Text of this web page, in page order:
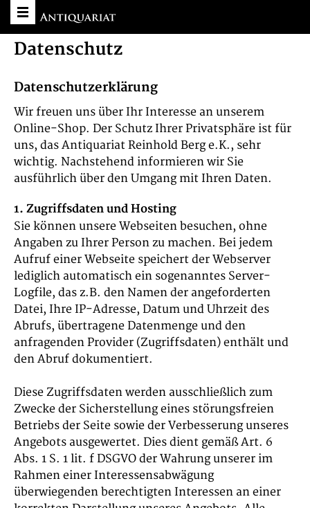
Datenschutz
Datenschutzerklärung
Wir freuen uns über Ihr Interesse an unserem
Online-Shop. Der Schutz Ihrer Privatsphäre ist für
uns, das Antiquariat Reinhold Berg e.K., sehr
wichtig. Nachstehend informieren wir Sie
ausführlich über den Umgang mit Ihren Daten.
1. Zugriffsdaten und Hosting
Sie können unsere Webseiten besuchen, ohne
Angaben zu Ihrer Person zu machen. Bei jedem
Aufruf einer Webseite speichert der Webserver
lediglich automatisch ein sogenanntes Server-
Logfile, das z.B. den Namen der angeforderten
Datei, Ihre IP-Adresse, Datum und Uhrzeit des
Abrufs, übertragene Datenmenge und den
anfragenden Provider (Zugriffsdaten) enthält und
den Abruf dokumentiert.
Diese Zugriffsdaten werden ausschließlich zum
Zwecke der Sicherstellung eines störungsfreien
Betriebs der Seite sowie der Verbesserung unseres
Angebots ausgewertet. Dies dient gemäß Art. 6
Abs. 1 S. 1 lit. f DSGVO der Wahrung unserer im
Rahmen einer Interessensabwägung
überwiegenden berechtigten Interessen an einer